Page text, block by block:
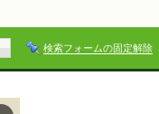
検索フォームの固定解除